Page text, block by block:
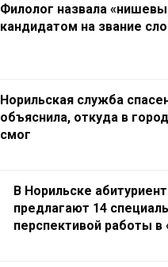
Филолог назвала
кандидатом на звание
Норильская служба
объяснила, откуда в
смог
В Норильске
предлагают 14
перспективой работы в